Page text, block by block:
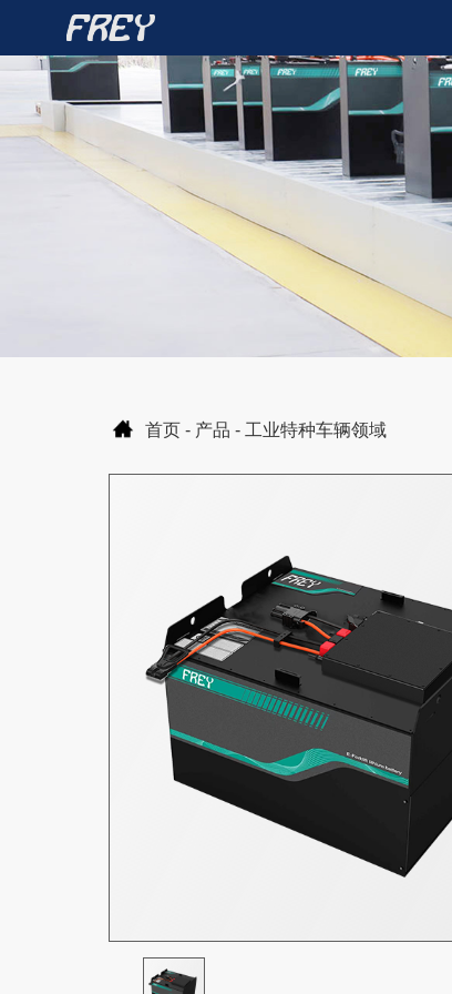
首页- 产品 - 工业特种车辆领域